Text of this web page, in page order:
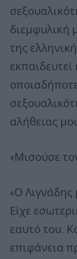
διεμφυλική
της
αλήθειας
«Μισούσε
«Ο Λιγνάδης
Είχε
εαυτό του.
επιφάνεια